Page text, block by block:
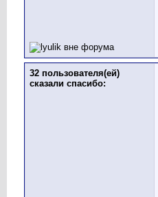
32 пользователя(ей)
сказали cпасибо: